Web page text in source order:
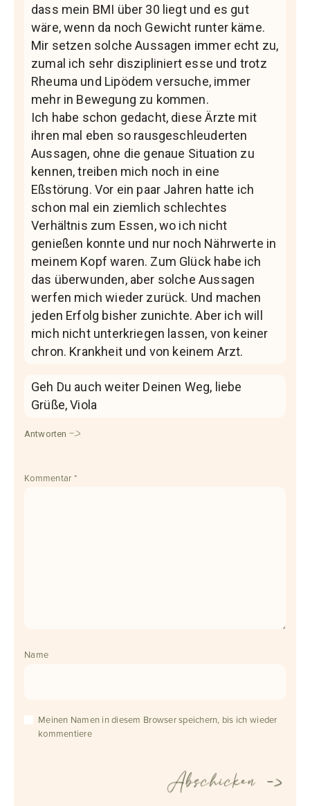
dass mein BMI über 30 liegt und es gut
wäre, wenn da noch Gewicht runter käme.
Mir setzen solche Aussagen immer echt zu,
zumal ich sehr diszipliniert esse und trotz
Rheuma und Lipödem versuche, immer
mehr in Bewegung zu kommen.
Ich habe schon gedacht, diese Ärzte mit
ihren mal eben so rausgeschleuderten
Aussagen, ohne die genaue Situation zu
kennen, treiben mich noch in eine
Eßstörung. Vor ein paar Jahren hatte ich
schon mal ein ziemlich schlechtes
Verhältnis zum Essen, wo ich nicht
genießen konnte und nur noch Nährwerte in
meinem Kopf waren. Zum Glück habe ich
das überwunden, aber solche Aussagen
werfen mich wieder zurück. Und machen
jeden Erfolg bisher zunichte. Aber ich will
mich nicht unterkriegen lassen, von keiner
chron. Krankheit und von keinem Arzt.
Geh Du auch weiter Deinen Weg, liebe
Grüße, Viola
Antworten
Kommentar *
Name
Meinen Namen in diesem Browser speichern, bis ich wieder
kommentiere